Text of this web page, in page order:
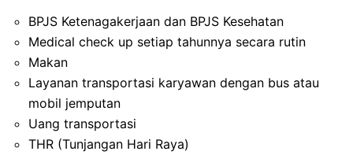
BPJS Ketenagakerjaan dan BPJS Kesehatan
Medical check up setiap tahunnya secara rutin
Makan
Layanan transportasi karyawan dengan bus atau
mobil jemputan
Uang transportasi
THR (Tunjangan Hari Raya)